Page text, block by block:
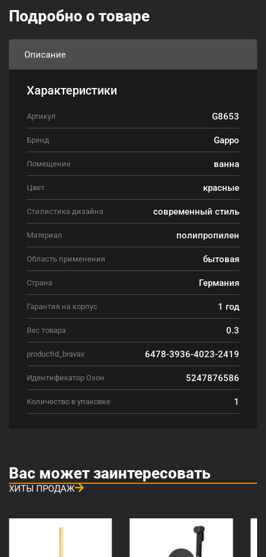
Подробно о товаре
Описание
Характеристики
Артикул G8653
Бренд Gappo
Помещение ванна
Цвет красные
Стилистика дизайна современный стиль
Материал полипропилен
Область применения бытовая
Страна Германия
Гарантия на корпус 1 год
Вес товара 0.3
productId_bravax 6478-3936-4023-2419
Идентификатор Озон 5247876586
Количество в упаковке 1
Вас может заинтересовать
ХИТЫ ПРОДАЖ